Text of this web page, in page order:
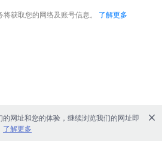
获取您的网络及账号信息。 了解更多
网址和您的体验，继续浏览我们的网址即
了解更多